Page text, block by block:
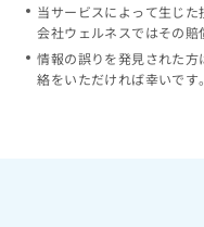
当サービスによって生じ
会社ウェルネスではその賠
情報の誤りを発見された方
絡をいただければ幸いです。